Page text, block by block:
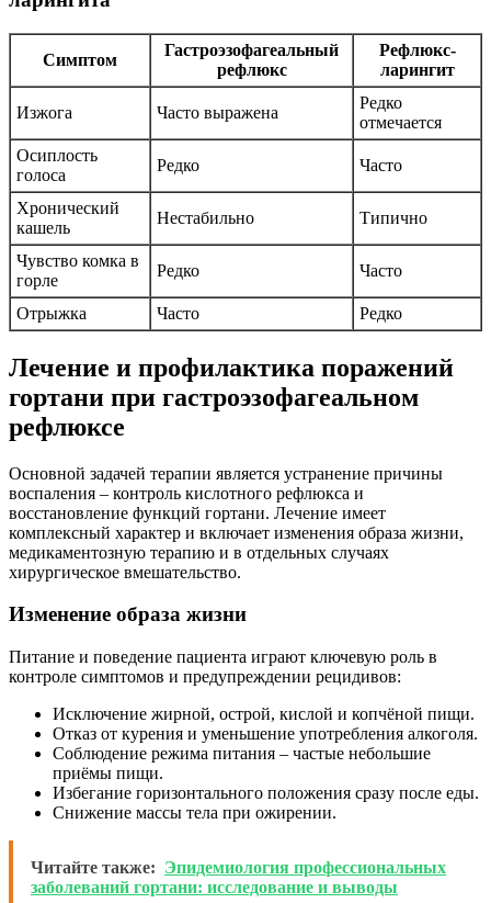
Симптом
Гастроэзофагеальный
рефлюкс
Рефлюкс-
ларингит
Изжога Часто выражена
Редко
отмечается
Осиплость
голоса
Редко Часто
Хронический
кашель
Нестабильно Типично
Чувство комка в
горле
Редко Часто
Отрыжка Часто Редко
Лечение и профилактика поражений
гортани при гастроэзофагеальном
рефлюксе
Основной задачей терапии является устранение причины
воспаления – контроль кислотного рефлюкса и
восстановление функций гортани. Лечение имеет
комплексный характер и включает изменения образа жизни,
медикаментозную терапию и в отдельных случаях
хирургическое вмешательство.
Изменение образа жизни
Питание и поведение пациента играют ключевую роль в
контроле симптомов и предупреждении рецидивов:
Исключение жирной, острой, кислой и копчёной пищи.
Отказ от курения и уменьшение употребления алкоголя.
Соблюдение режима питания – частые небольшие
приёмы пищи.
Избегание горизонтального положения сразу после еды.
Снижение массы тела при ожирении.
Читайте также: Эпидемиология профессиональных
заболеваний гортани: исследование и выводы